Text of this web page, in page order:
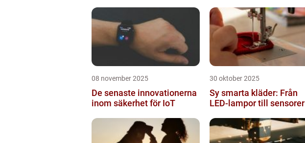
08 november 2025
De senaste innovationerna
inom säkerhet för IoT
30 oktober 2025
Sy smarta kläder: Från
LED-lampor till sensorer